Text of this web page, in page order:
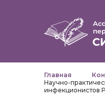
Главная
Научно-
инфекционистов